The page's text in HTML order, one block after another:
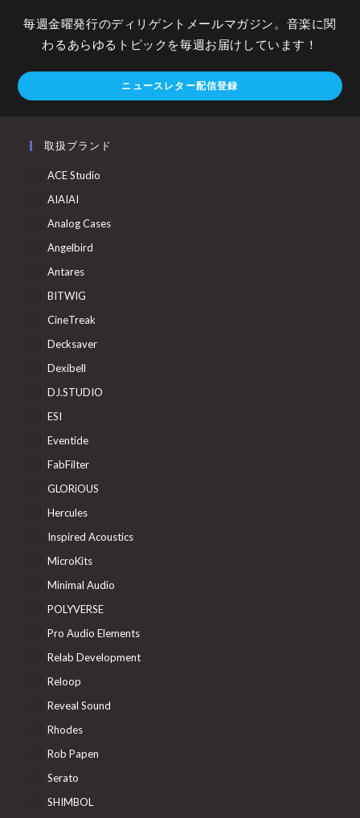
毎週金曜発行のディリゲントメールマガジン。音楽に関
わるあらゆるトピックを毎週お届けしています！
ニュースレター配信登録
取扱ブランド
ACE Studio
AIAIAI
Analog Cases
Angelbird
Antares
BITWIG
CineTreak
Decksaver
Dexibell
DJ.STUDIO
ESI
Eventide
FabFilter
GLORiOUS
Hercules
Inspired Acoustics
MicroKits
Minimal Audio
POLYVERSE
Pro Audio Elements
Relab Development
Reloop
Reveal Sound
Rhodes
Rob Papen
Serato
SHIMBOL